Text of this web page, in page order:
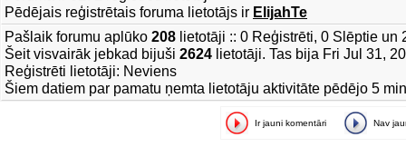
Pēdējais reģistrētais foruma lietotājs ir ElijahTe
Pašlaik forumu aplūko 208 lietotāji :: 0 Reģistrēti, 0 Slēptie
Šeit visvairāk jebkad bijuši 2624 lietotāji. Tas bija Fri Jul 31,
Reģistrēti lietotāji: Neviens
Šiem datiem par pamatu ņemta lietotāju aktivitāte pēdējo 5
Ir jauni komentāri Nav